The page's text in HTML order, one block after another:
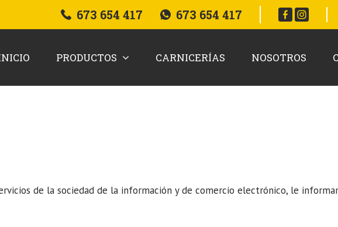
673 654 417 673 654 417
PRODUCTOS CARNICERÍAS NOSOTROS
de la sociedad de la información y de comercio electrónico, le